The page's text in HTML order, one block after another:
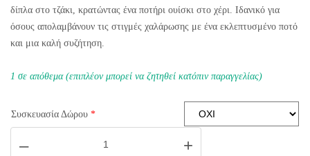
δίπλα στο τζάκι, κρατώντας ένα ποτήρι ουίσκι στο χέρι. Ιδανικό για
όσους απολαμβάνουν τις στιγμές χαλάρωσης με ένα εκλεπτυσμένο ποτό
και μια καλή συζήτηση.
1 σε απόθεμα (επιπλέον μπορεί να ζητηθεί κατόπιν παραγγελίας)
Συσκευασία Δώρου *
–
Bourbon
Whiskey
+